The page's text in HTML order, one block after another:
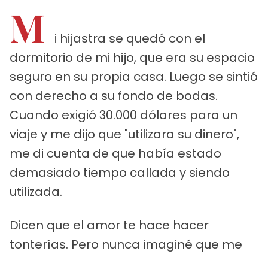
M
i hijastra se quedó con el
dormitorio de mi hijo, que era su espacio
seguro en su propia casa. Luego se sintió
con derecho a su fondo de bodas.
Cuando exigió 30.000 dólares para un
viaje y me dijo que "utilizara su dinero",
me di cuenta de que había estado
demasiado tiempo callada y siendo
utilizada.
Dicen que el amor te hace hacer
tonterías. Pero nunca imaginé que me